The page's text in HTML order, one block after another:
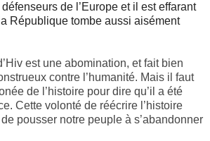
de l’Europe et il est effarant
République tombe aussi aisément
est une abomination, et fait bien
contre l’humanité. Mais il faut
de l’histoire pour dire qu’il a été
Cette volonté de réécrire l’histoire
pousser notre peuple à s’abandonner